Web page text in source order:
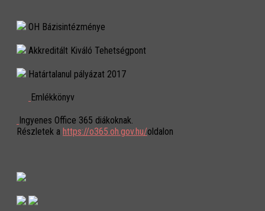
OH Bázisintézménye
Akkreditált Kiváló Tehetségpont
Határtalanul pályázat 2017
Emlékkönyv
Ingyenes Office 365 diákoknak.
Részletek a https://o365.oh.gov.hu/oldalon